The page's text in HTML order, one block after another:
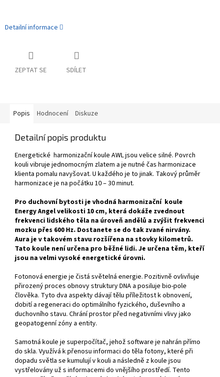
Detailní informace
ZEPTAT SE SDÍLET
Popis Hodnocení Diskuze
Detailní popis produktu
Energetické harmonizační koule AWL jsou velice silné. Povrch
kouli vibruje jednomocným zlatem a je nutné čas harmonizace
klienta pomalu navyšovat. U každého je to jinak. Takový průměr
harmonizace je na počátku 10 – 30 minut.
Pro duchovní bytosti je vhodná harmonizační koule
Energy Angel velikosti 10 cm, která dokáže zvednout
frekvenci lidského těla na úroveň andělů a zvýšit frekvenci
mozku přes 600 Hz. Dostanete se do tak zvané nirvány.
Aura je v takovém stavu rozšířena na stovky kilometrů.
Tato koule není určena pro běžné lidi. Je určena těm, kteří
jsou na velmi vysoké energetické úrovni.
Fotonová energie je čistá světelná energie. Pozitivně ovlivňuje
přirozený proces obnovy struktury DNA a posiluje bio-pole
člověka. Tyto dva aspekty dávají tělu příležitost k obnovení,
dobití a regeneraci do optimálního fyzického, duševního a
duchovního stavu. Chrání prostor před negativními vlivy jako
geopatogenní zóny a entity.
Samotná koule je superpočítač, jehož software je nahrán přímo
do skla. Využívá k přenosu informaci do těla fotony, které při
dopadu světla se kumulují v kouli a následně z koule jsou
vystřelovány už s informacemi do vnějšího prostředí. Tento